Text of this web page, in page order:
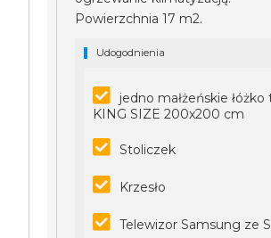
Powierzchnia 17 m2.
Udogodnienia
jedno małżeńskie łóżko
KING SIZE 200x200 cm
Stoliczek
Krzesło
Telewizor Samsung ze